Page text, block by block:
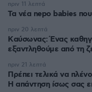
Τα νέα nepo babies
πριν 11 λεπτά
Kαύσωνας: Ένας
εξαντληθούμε από τη
πριν 20 λεπτά
Πρέπει τελικά να
Η απάντηση ίσως σας
πριν 21 λεπτά